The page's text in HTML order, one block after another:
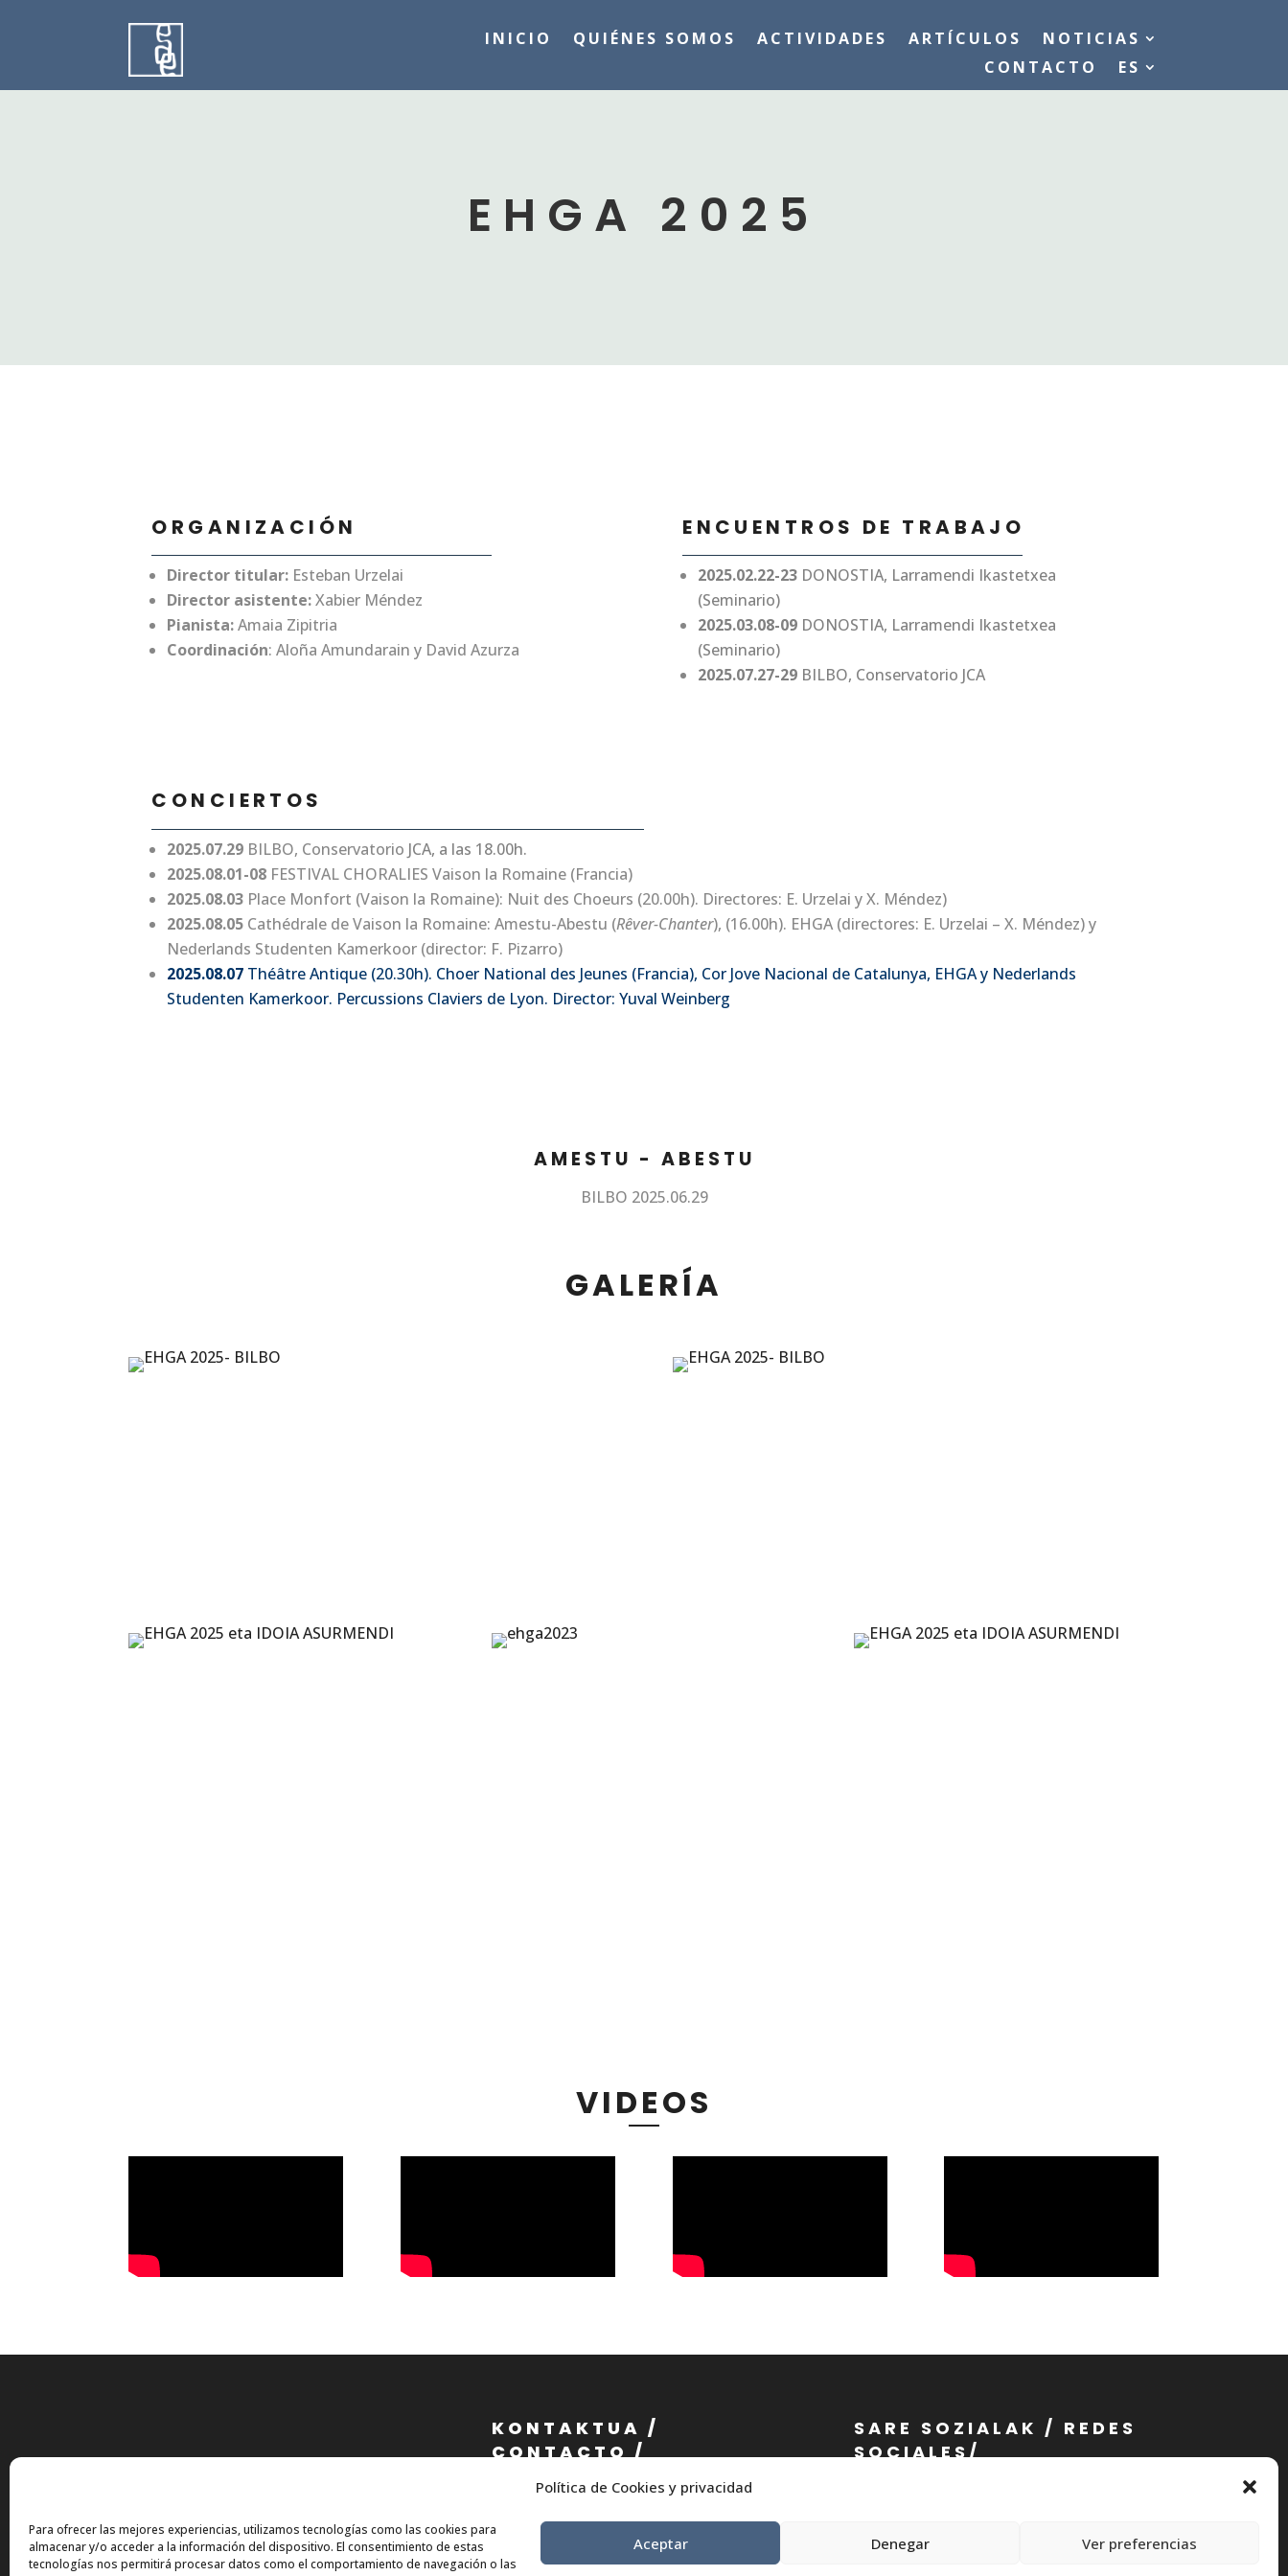
Política de Cookies y privacidad
Para ofrecer las mejores experiencias, utilizamos tecnologías como las cookies para
almacenar y/o acceder a la información del dispositivo. El consentimiento de estas
tecnologías nos permitirá procesar datos como el comportamiento de navegación o las
Aceptar Denegar Ver preferencias
INICIO QUIÉNES SOMOS ACTIVIDADES ARTÍCULOS
NOTICIAS
CONTACTO
ES
EHGA 2025
ORGANIZACIÓN
Director titular: Esteban Urzelai
Director asistente:Xabier Méndez
Pianista:Amaia Zipitria
Coordinación: Aloña Amundarain y David Azurza
ENCUENTROS DE TRABAJO
2025.02.22-23 DONOSTIA, Larramendi Ikastetxea
(Seminario)
2025.03.08-09 DONOSTIA, Larramendi Ikastetxea
(Seminario)
2025.07.27-29 BILBO, Conservatorio JCA
CONCIERTOS
2025.07.29 BILBO, Conservatorio JCA, a las 18.00h.
2025.08.01-08 FESTIVAL CHORALIES Vaison la Romaine (Francia)
2025.08.03 Place Monfort (Vaison la Romaine): Nuit des Choeurs (20.00h). Directores: E. Urzelai y X. Méndez)
2025.08.05 Cathédrale de Vaison la Romaine: Amestu-Abestu (Rêver-Chanter), (16.00h). EHGA (directores: E. Urzelai – X. Méndez) y
Nederlands Studenten Kamerkoor (director: F. Pizarro)
2025.08.07 Théâtre Antique (20.30h). Choer National des Jeunes (Francia), Cor Jove Nacional de Catalunya, EHGA y Nederlands
Studenten Kamerkoor. Percussions Claviers de Lyon. Director: Yuval Weinberg
AMESTU - ABESTU
BILBO 2025.06.29
GALERÍA
VIDEOS
KONTAKTUA /
CONTACTO /
CONTACT
info@eae.eus
+34 656 79 07 36
SARE SOZIALAK / REDES
SOCIALES/